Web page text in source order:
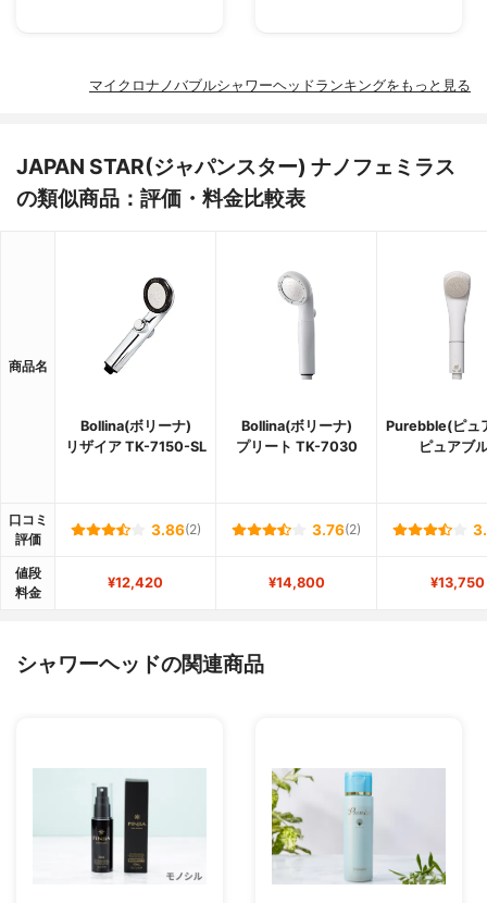
マイクロナノバブルシャワーヘッドランキングをもっと見る
JAPAN STAR(ジャパンスター) ナノフェミラス
の類似商品：評価・料金比較表
商品名
Bollina(ボリーナ)
リザイア TK-7150-SL
Bollina(ボリーナ)
プリート TK-7030
Purebble(ピュ
ピュアブ
口コミ
評価
3.86(2) 3.76(2)
値段
料金
¥12,420 ¥14,800 ¥13,750
シャワーヘッドの関連商品